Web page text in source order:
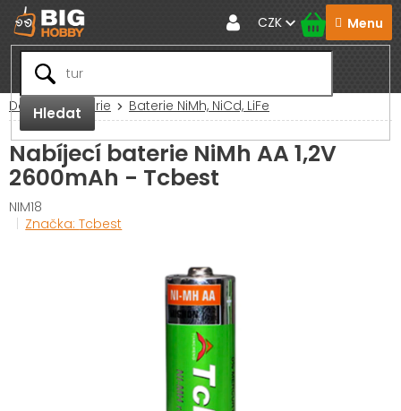
Přejít
na
obsah
Hledat
CZK
Domů Baterie Baterie NiMh, NiCd, LiFe
Nabíjecí baterie NiMh AA 1,2V
2600mAh - Tcbest
NIM18
Značka:Tcbest